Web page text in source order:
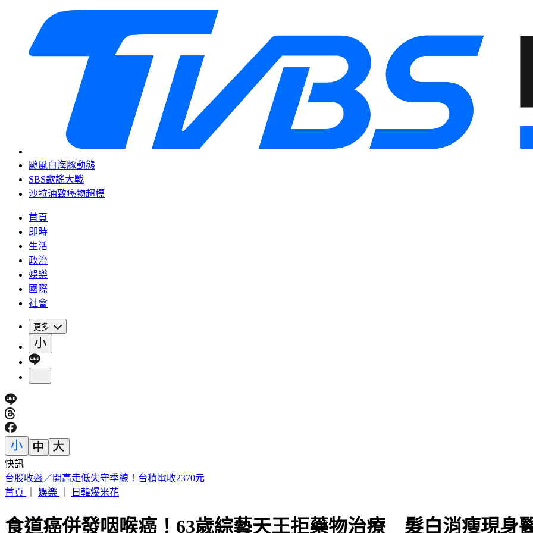
颱風白海豚動態
SBS歌謠大戰
沙拉油致癌物超標
首頁
即時
生活
政治
娛樂
國際
社會
更多
快訊
《花蓮好FUN》YOYO家族互動秀 每週六日花蓮鯉魚潭演出
首頁
娛樂 日韓爆米花
食道癌併發咽喉癌！63歲綜藝天王拒藥物治療 髮白消瘦現身